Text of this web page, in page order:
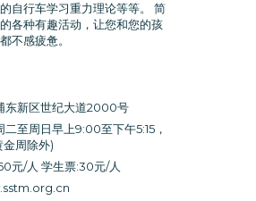
自行车学习重力理论等等。 简
各种有趣活动，让您和您的孩
不感疲惫。
东新区世纪大道2000号
至周日早上9:00至下午5:15，
金周除外)
元/人 学生票:30元/人